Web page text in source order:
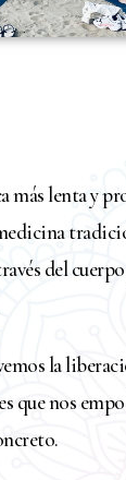
más lenta y
del
la
que nos